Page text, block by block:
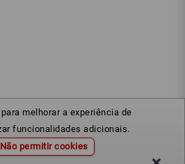
melhorar a experiência de
funcionalidades adicionais.
Não permitir cookies